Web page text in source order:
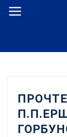
Перейти